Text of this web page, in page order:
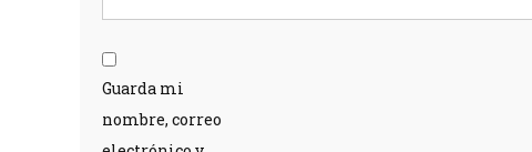
Guarda mi
nombre, correo